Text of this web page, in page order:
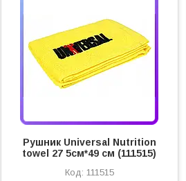
Рушник Universal Nutrition
towel 27 5см*49 см (111515)
111515